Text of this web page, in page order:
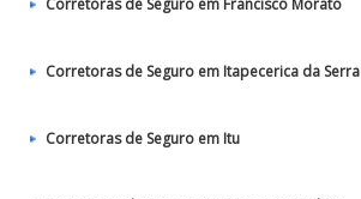
Corretoras de Seguro em Francisco Morato
Corretoras de Seguro em Itapecerica da Serra
Corretoras de Seguro em Itu